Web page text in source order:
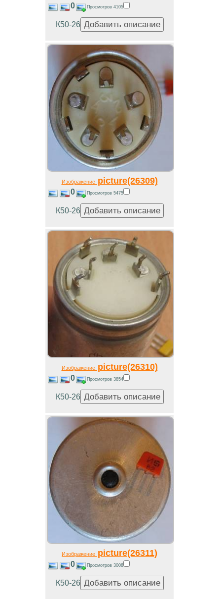
0 Просмотров 4105
К50-26
Изображениеpicture(26309)
0 Просмотров 5475
К50-26
Изображениеpicture(26310)
0 Просмотров 3854
К50-26
Изображение picture(26311)
0 Просмотров 3008
К50-26